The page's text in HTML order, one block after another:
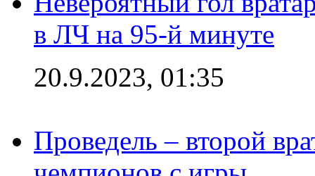
в ЛЧ на 95-й минуте
20.9.2023, 01:35
Проведель – второй